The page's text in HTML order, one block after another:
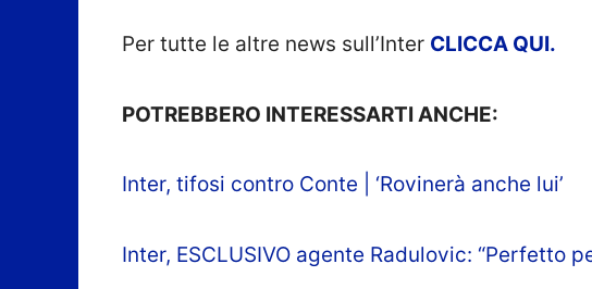
Per tutte le altre news sull’Inter CLICCA QUI.
POTREBBERO INTERESSARTI ANCHE:
Inter, tifosi contro Conte | ‘Rovinerà anche lui’
Inter, ESCLUSIVO agente Radulovic: “Perfetto